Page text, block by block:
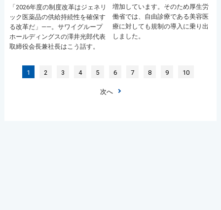
「2026年度の制度改革はジェネリ
ック医薬品の供給持続性を確保す
る改革だ」――。サワイグループ
ホールディングスの澤井光郎代表
取締役会長兼社長はこう話す。
増加しています。そのため厚生労
働省では、自由診療である美容医
療に対しても規制の導入に乗り出
しました。
1 2 3 4 5 6 7 8 9 10
次へ